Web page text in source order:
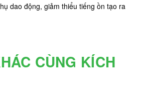
dao động, giảm thiểu tiếng ồn tạo ra
CÙNG KÍCH